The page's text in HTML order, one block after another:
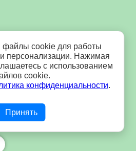
файлы cookie для работы
персонализации. Нажимая
с использованием
cookie.
конфиденциальности.
Принять